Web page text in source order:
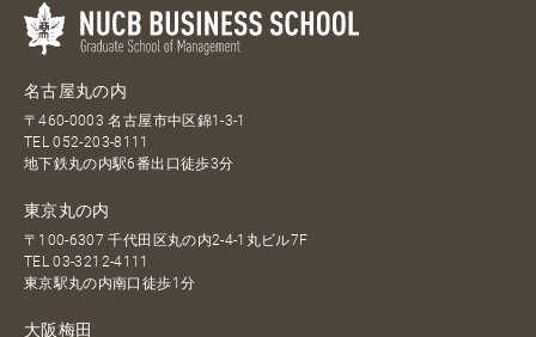
名古屋丸の内
〒460-0003 名古屋市中区錦1-3-1
TEL052-203-8111
地下鉄丸の内駅6番出口徒歩3分
東京丸の内
〒100-6307 千代田区丸の内2-4-1丸ビル7F
TEL03-3212-4111
東京駅丸の内南口徒歩1分
大阪梅田